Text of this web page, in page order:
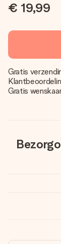
€ 19,99
Gratis
Gratis